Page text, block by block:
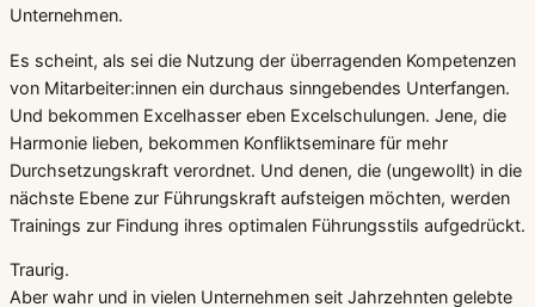
Unternehmen.
Es scheint, als sei die Nutzung der überragenden Kompetenzen
von Mitarbeiter:innen ein durchaus sinngebendes Unterfangen.
Und bekommen Excelhasser eben Excelschulungen. Jene, die
Harmonie lieben, bekommen Konfliktseminare für mehr
Durchsetzungskraft verordnet. Und denen, die (ungewollt) in die
nächste Ebene zur Führungskraft aufsteigen möchten, werden
Trainings zur Findung ihres optimalen Führungsstils aufgedrückt.
Traurig.
Aber wahr und in vielen Unternehmen seit Jahrzehnten gelebte